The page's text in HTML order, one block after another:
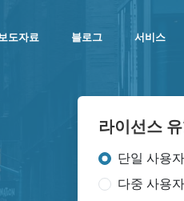
도자료 블로그 서비스
라이선스
단일 사용
다중 사용